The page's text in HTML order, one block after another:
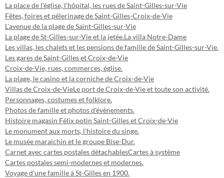
La place de l'église, l'hôpital, les rues de Saint-Gilles-sur-Vie
Fêtes, foires et pélerinage de Saint-Gilles-Croix-de-Vie
L'avenue de la plage de Saint-Gilles-sur-Vie
La plage de St-Gilles-sur-Vie et la jetée.La villa Notre-Dame
Les villas, les chalets et les pensions de famille de Saint-Gilles-sur-Vie.
Les gares de Saint-Gilles et Croix-de-Vie
Croix-de-Vie, rues, commerces, église.
La plage, le casino et la corniche de Croix-de-Vie
Villas de Croix-de-VieLe port de Croix-de-Vie et toute son activité.
Personnages, costumes et folklore.
Photos de famille et photos d'évènements.
Histoire magasin Félix potin Saint-Gilles et Croix-de-Vie
Le monument aux morts, l'histoire du singe.
Le musée maraichin et le groupe Bise-Dur.
Carnet avec cartes postales détachablesCartes à système
Cartes postales semi-modernes et modernes.
Voyage d'une famille à St-Gilles en 1900.